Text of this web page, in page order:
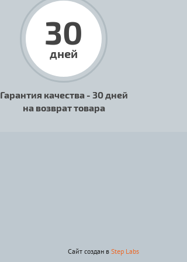
30
дней
Гарантия качества - 30 дней
на возврат товара
Сайт создан в Step Labs